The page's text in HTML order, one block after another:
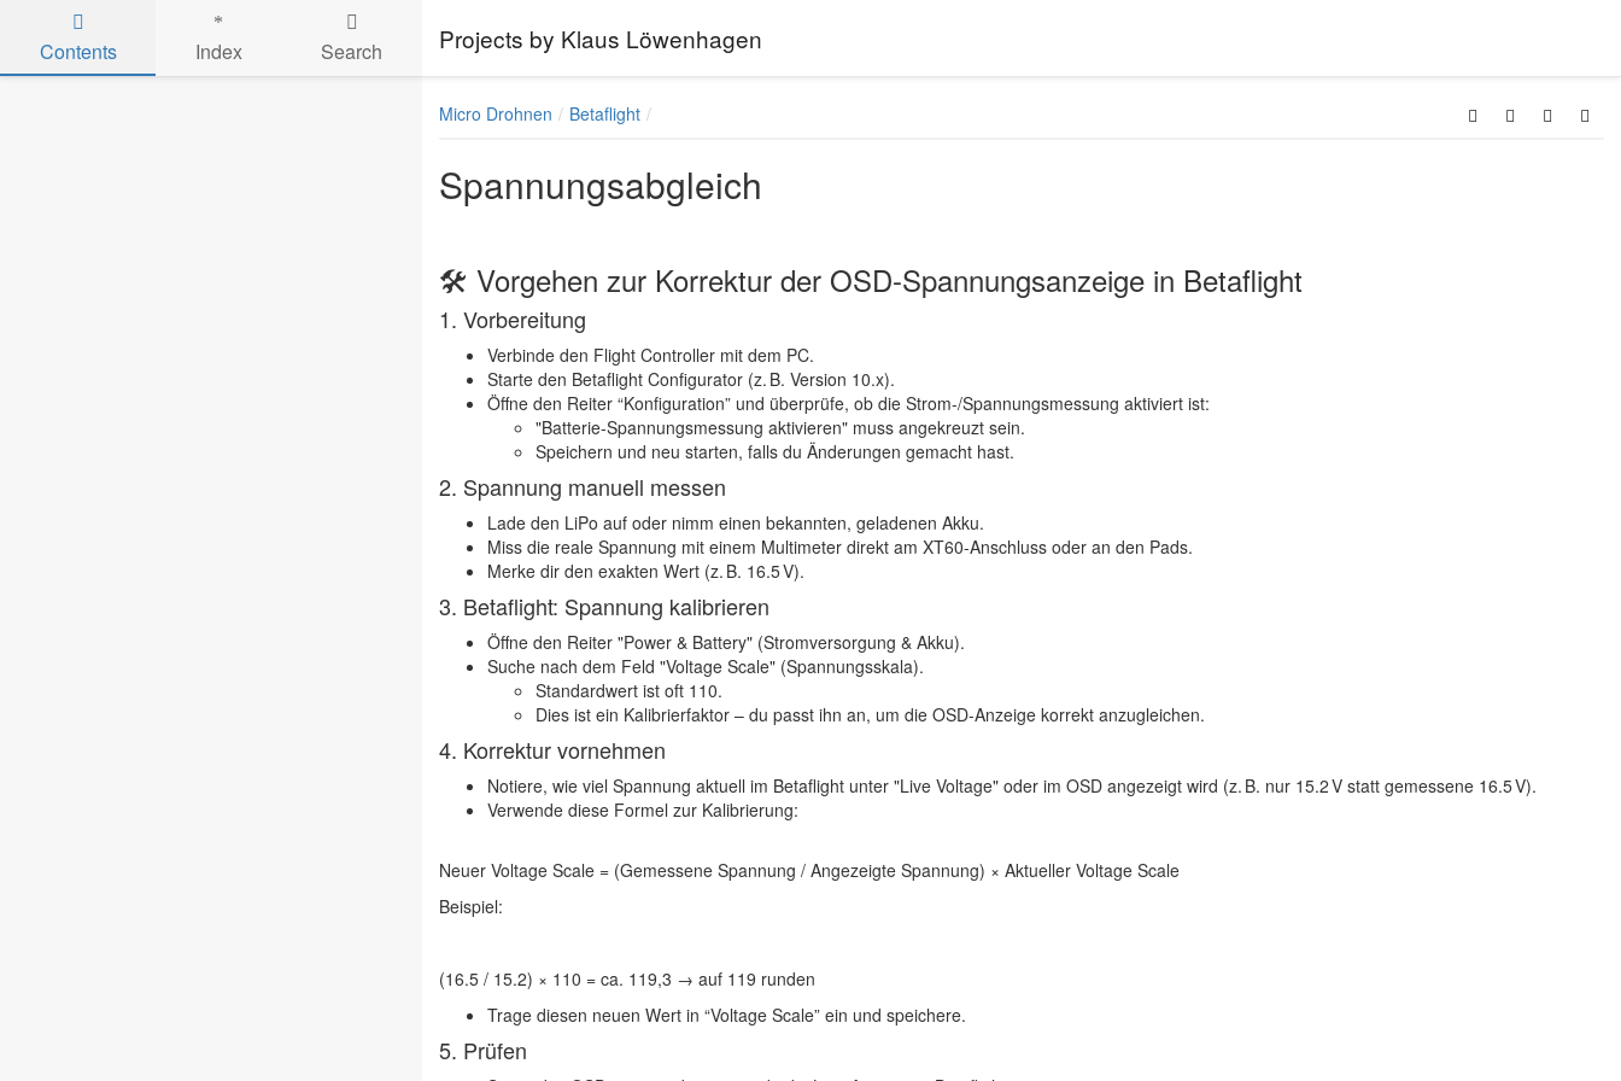
Projects by Klaus Löwenhagen
Contents Index Search
Micro Drohnen Betaflight
Spannungsabgleich
🛠 Vorgehen zur Korrektur der OSD-Spannungsanzeige in Betaflight
1. Vorbereitung
Verbinde den Flight Controller mit dem PC.
Starte den Betaflight Configurator (z. B. Version 10.x).
Öffne den Reiter “Konfiguration” und überprüfe, ob die Strom-/Spannungsmessung aktiviert ist:
"Batterie-Spannungsmessung aktivieren" muss angekreuzt sein.
Speichern und neu starten, falls du Änderungen gemacht hast.
2. Spannung manuell messen
Lade den LiPo auf oder nimm einen bekannten, geladenen Akku.
Miss die reale Spannung mit einem Multimeter direkt am XT60-Anschluss oder an den Pads.
Merke dir den exakten Wert (z. B. 16.5 V).
3. Betaflight: Spannung kalibrieren
Öffne den Reiter "Power & Battery" (Stromversorgung & Akku).
Suche nach dem Feld "Voltage Scale" (Spannungsskala).
Standardwert ist oft 110.
Dies ist ein Kalibrierfaktor – du passt ihn an, um die OSD-Anzeige korrekt anzugleichen.
4. Korrektur vornehmen
Notiere, wie viel Spannung aktuell im Betaflight unter "Live Voltage" oder im OSD angezeigt wird (z. B. nur 15.2 V statt gemessene 16.5 V).
Verwende diese Formel zur Kalibrierung:
Neuer Voltage Scale = (Gemessene Spannung / Angezeigte Spannung) × Aktueller Voltage Scale
Beispiel:
(16.5 / 15.2) × 110 = ca. 119,3 → auf 119 runden
Trage diesen neuen Wert in “Voltage Scale” ein und speichere.
5. Prüfen